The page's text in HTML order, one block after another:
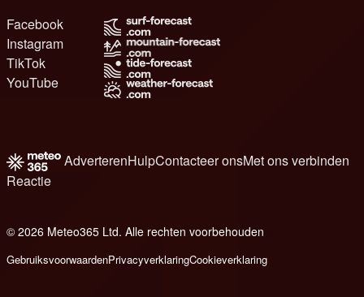
Facebook
Instagram
TikTok
YouTube
AdverterenHulpContacteer onsMet ons verbinden
Reactie
© 2026 Meteo365 Ltd. Alle rechten voorbehouden
GebruiksvoorwaardenPrivacyverklaringCookieverklaring